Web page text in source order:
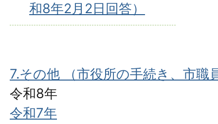
和8年2⽉2⽇回答）
7.その他 （市役所の手続き、市職
令和8年
令和7年